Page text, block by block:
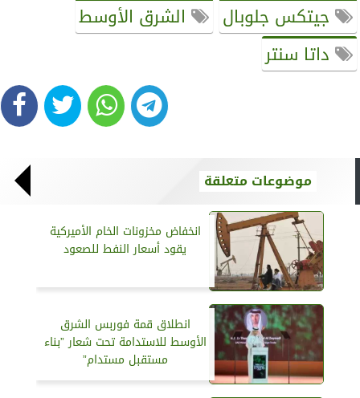
جيتكس جلوبال
الشرق الأوسط
داتا سنتر
موضوعات متعلقة
انخفاض مخزونات الخام الأميركية
يقود أسعار النفط للصعود
انطلاق قمة فوربس الشرق
الأوسط للاستدامة تحت شعار ”بناء
مستقبل مستدام”